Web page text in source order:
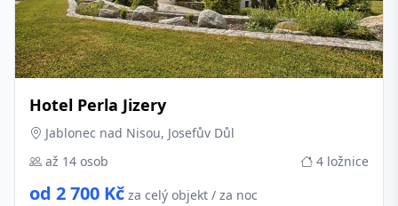
Hotel Perla Jizery
Jablonec nad Nisou, Josefův Důl
až 14 osob
4 ložnice
od 2 700 Kč za celý objekt / za noc